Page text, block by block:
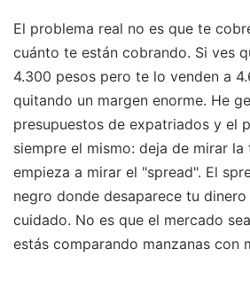
El problema real no es que te
cuánto te están cobrando. Si ves
4.300 pesos pero te lo venden a
quitando un margen enorme. He
presupuestos de expatriados y el
siempre el mismo: deja de mirar la
empieza a mirar el "spread". El
negro donde desaparece tu
cuidado. No es que el mercado
estás comparando manzanas con